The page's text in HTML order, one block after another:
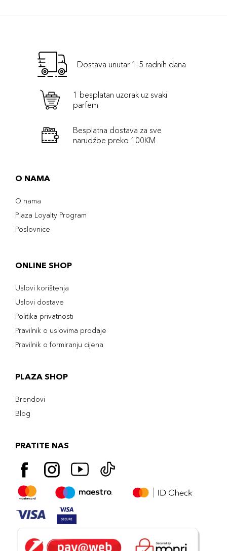
Dostava unutar 1-5 radnih dana
1 besplatan uzorak uz svaki
parfem
Besplatna dostava za sve
narudźbe preko 100KM
O NAMA
O nama
Plaza Loyalty Program
Poslovnice
ONLINE SHOP
Uslovi korištenja
Uslovi dostave
Politika privatnosti
Pravilnik o uslovima prodaje
Pravilnik o formiranju cijena
PLAZA SHOP
Brendovi
Blog
PRATITE NAS